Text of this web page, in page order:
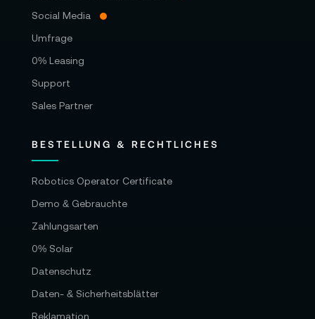
Social Media
Umfrage
0% Leasing
Support
Sales Partner
BESTELLUNG & RECHTLICHES
Robotics Operator Certificate
Demo & Gebrauchte
Zahlungsarten
0% Solar
Datenschutz
Daten- & Sicherheitsblätter
Reklamation